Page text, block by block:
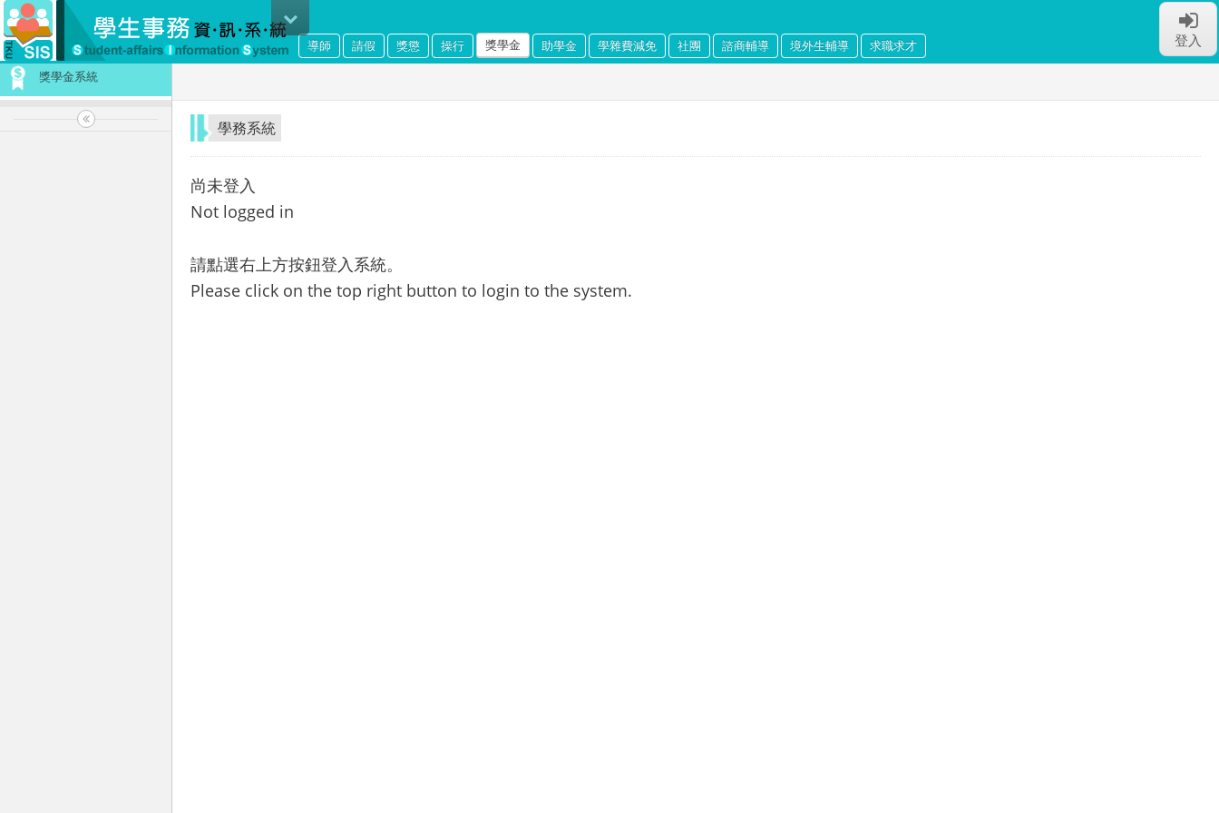
導師 請假 獎懲 操行 獎學金 助學金 學雜費減免 社團 諮商輔導 境外生輔導 求職求才 登入
獎學金系統
學務系統
尚未登入
Not logged in
請點選右上方按鈕登入系統。
Please click on the top right button to login to the system.